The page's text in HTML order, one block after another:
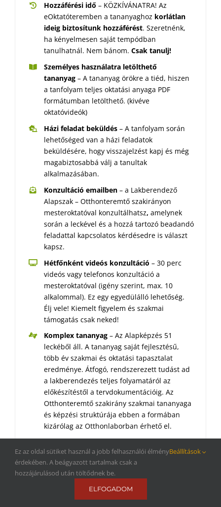
Hozzáférési idő– KÖZKÍVÁNATRA! Az
eOktatóteremben a tananyaghoz korlátlan
ideig biztosítunk hozzáférést. Szeretnénk,
ha kényelmesen saját tempódban
tanulhatnál. Nem bánom. Csak tanulj!
Személyes használatra letölthető
tananyag– A tananyag örökre a tiéd, hiszen
a tanfolyam teljes oktatási anyaga PDF
formátumban letölthető. (kivéve
oktatóvideók)
Házi feladat beküldés– A tanfolyam során
lehetőséged van a házi feladatok
beküldésére, hogy visszajelzést kapj és még
magabiztosabbá válj a tanultak
alkalmazásában.
Konzultáció emailben – a Lakberendező
Alapszak – Otthonteremtő szakirányon
mesteroktatóval konzultálhatsz, amelynek
során a leckével és a hozzá tartozó beadandó
feladattal kapcsolatos kérdésedre is választ
kapsz.
Hétfőnként videós konzultáció – 30 perc
videós vagy telefonos konzultáció a
mesteroktatóval (igény szerint, max. 10
alkalommal). Ez egy egyedülálló lehetőség.
Élj vele! Kiemelt figyelem és szakmai
támogatás csak neked!
Komplex tananyag– Az Alapképzés 51
leckéből áll. A tananyag saját fejlesztésű,
több év szakmai és oktatási tapasztalat
eredménye. Átfogó, rendszerezett tudást ad
a lakberendezés teljes folyamatáról az
előkészítéstől a tervdokumentációig. Az
Otthonteremtő szakirány szakmai tananyaga
és képzési struktúrája ebben a formában
kizárólag az Otthonlaborban érhető el.
tanulásban e-mailben, Viberen vagy
WhatsAppon kapsz nagyon rövid időn belül
segítséget.
Oktatóvideók– Lépésről lépésre követhető
Ez az oldal sütiket használ a jobb felhasználói élmény
érdekében. A beágyazott tartalmak csak a
hozzájárulásod után töltődnek be.
Beállítások
ELFOGADOM